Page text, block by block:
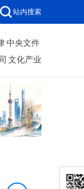
站内搜索
中央文件
文化产业